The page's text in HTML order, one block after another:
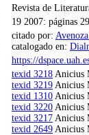
Revista de
19 2007: páginas
citado por:
catalogado en:
https://
texid 3218 Anicius
texid 3219 Anicius
texid 1310 Anicius
texid 3220 Anicius
texid 3217 Anicius
texid 2649 Anicius